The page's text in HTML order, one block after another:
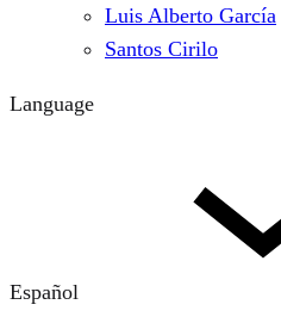
Luis Alberto García
Santos Cirilo
Language
Español